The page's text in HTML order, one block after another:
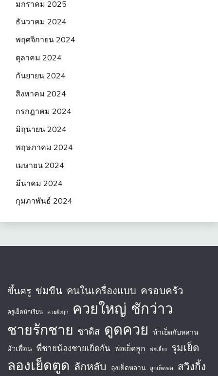
มกราคม 2025
ธันวาคม 2024
พฤศจิกายน 2024
ตุลาคม 2024
กันยายน 2024
สิงหาคม 2024
กรกฎาคม 2024
มิถุนายน 2024
พฤษภาคม 2024
เมษายน 2024
มีนาคม 2024
กุมภาพันธ์ 2024
ขึ้นครู ข่มขืน คนในเครื่องแบบ ครอบครัว
ครูเย็ดนักเรียน ควยฝังมุก ควยใหญ่ ชักว่าว
ชายรักชาย ซาดิส ดูดควย น้าเย็ดกับหลาน
ผัวเพื่อน พี่ชายน้องชายเย็ดกัน พ่อเย็ดลูก พ่อเลี้ยง รุมเย็ด
ลองเย็ดตูด ลักหลับ ลุงเย็ดหลาน ลูกเย็ดพ่อ สวิงกิ้ง